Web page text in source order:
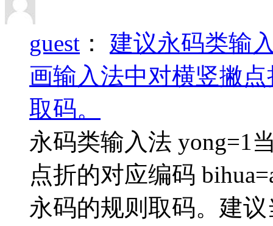
guest ： 建议永码类输
画输入法中对横竖撇
取码。
永码类输入法 yong=1
点折的对应编码
永码的规则取码。建议